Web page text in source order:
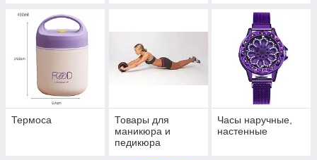
Термоса
Товары для
маникюра и
педикюра
Часы наручные,
настенные